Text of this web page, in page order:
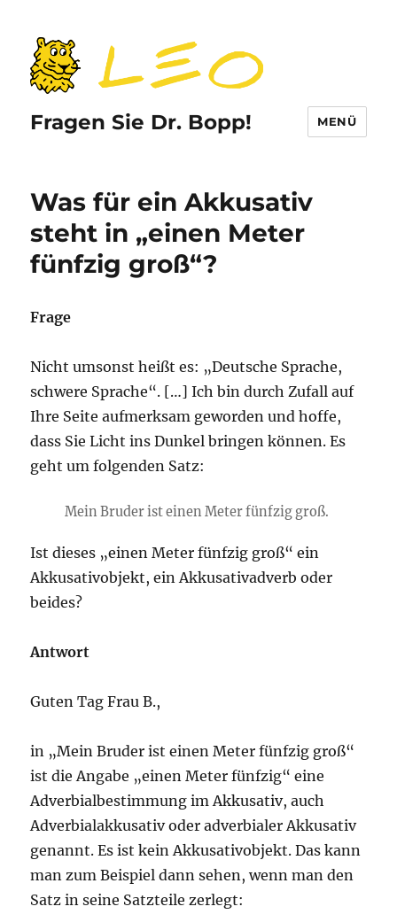
Fragen Sie Dr. Bopp! MENÜ
Was für ein Akkusativ
steht in „einen Meter
fünfzig groß“?
Frage
Nicht umsonst heißt es: „Deutsche Sprache,
schwere Sprache“. […] Ich bin durch Zufall auf
Ihre Seite aufmerksam geworden und hoffe,
dass Sie Licht ins Dunkel bringen können. Es
geht um folgenden Satz:
Mein Bruder ist einen Meter fünfzig groß.
Ist dieses „einen Meter fünfzig groß“ ein
Akkusativobjekt, ein Akkusativadverb oder
beides?
Antwort
Guten Tag Frau B.,
in „Mein Bruder ist einen Meter fünfzig groß“
ist die Angabe „einen Meter fünfzig“ eine
Adverbialbestimmung im Akkusativ, auch
Adverbialakkusativ oder adverbialer Akkusativ
genannt. Es ist kein Akkusativobjekt. Das kann
man zum Beispiel dann sehen, wenn man den
Satz in seine Satzteile zerlegt: